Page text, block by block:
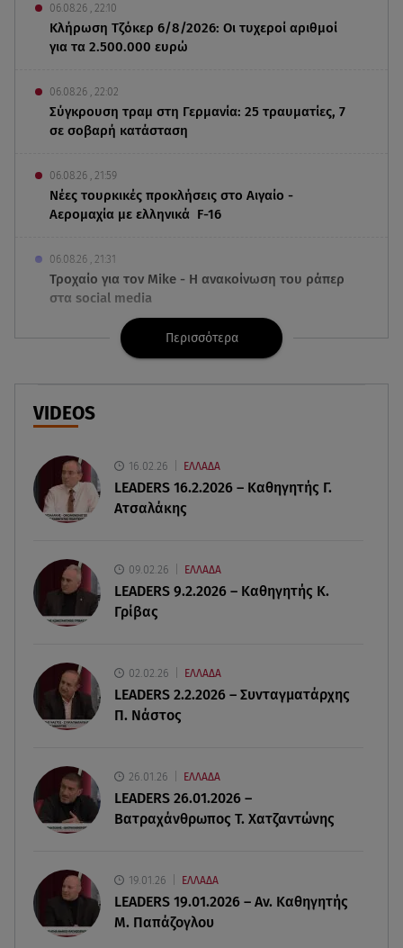
06.08.26 , 22:10
Κλήρωση Τζόκερ 6/8/2026: Οι τυχεροί αριθμοί
για τα 2.500.000 ευρώ
06.08.26 , 22:02
Σύγκρουση τραμ στη Γερμανία: 25 τραυματίες, 7
σε σοβαρή κατάσταση
06.08.26 , 21:59
Νέες τουρκικές προκλήσεις στο Αιγαίο -
Αερομαχία με ελληνικά F-16
06.08.26 , 21:31
Τροχαίο για τον Mike - Η ανακοίνωση του ράπερ
στα social media
06.08.26 , 21:22
Ισραήλ - Κύπρος - Κρήτη: Το μεγαλύτερο
υποθαλάσσιο καλώδιο στον κόσμο
06.08.26 , 21:07
εξοπλισμού στον Άγιο Βασίλειο
06.08.26 , 20:49
06.08.26 , 20:25
Πώς επικοινωνούν τα ελικόπτερα στη φωτιά και
06.08.26 , 20:16
Αθηνά Οικονομάκου από την Μπόρα Μπόρα:
«Έσκασε όλη η κούραση του χειμώνα»
Σαμοθράκη: Συγκλονιστική διάσωση 15χρονης
από δύσβατο φαράγγι
Περισσότερα
VIDEOS
16.02.26 ΕΛΛΑΔΑ
LEADERS 16.2.2026 – Καθηγητής Γ.
Ατσαλάκης
09.02.26 ΕΛΛΑΔΑ
LEADERS 9.2.2026 – Καθηγητής Κ.
Γρίβας
02.02.26 ΕΛΛΑΔΑ
LEADERS 2.2.2026 – Συνταγματάρχης
Π. Νάστος
26.01.26 ΕΛΛΑΔΑ
LEADERS 26.01.2026 –
Βατραχάνθρωπος Τ. Χατζαντώνης
19.01.26 ΕΛΛΑΔΑ
LEADERS 19.01.2026 – Αν. Καθηγητής
Μ. Παπάζογλου